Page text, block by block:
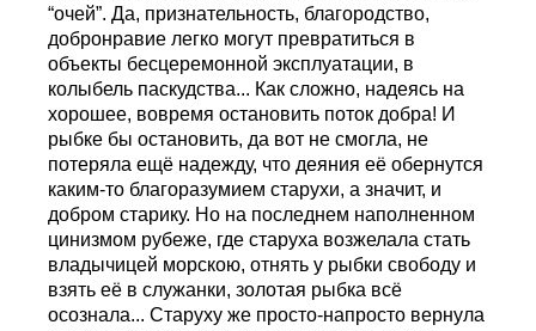
“очей”. Да, признательность, благородство,
добронравие легко могут превратиться в
объекты бесцеремонной эксплуатации, в
колыбель паскудства... Как сложно, надеясь на
хорошее, вовремя остановить поток добра! И
рыбке бы остановить, да вот не смогла, не
потеряла ещё надежду, что деяния её обернутся
каким-то благоразумием старухи, а значит, и
добром старику. Но на последнем наполненном
цинизмом рубеже, где старуха возжелала стать
владычицей морскою, отнять у рыбки свободу и
взять её в служанки, золотая рыбка всё
осознала... Старуху же просто-напросто вернула